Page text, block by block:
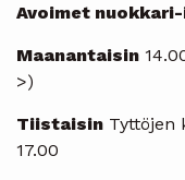
Avoimet
Maanantaisin
>)
Tiistaisin Tyttöjen
17.00